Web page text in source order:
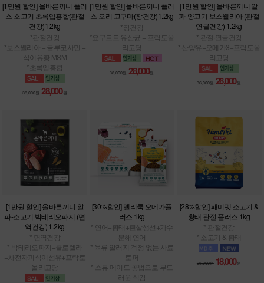
[1만원 할인] 올바른끼니 플러
스-소고기 초록입홍합(관절
건강)1.2kg
*관절건강
*보스웰리아 + 글루코사민 +
식이유황 MSM
*초록입홍합
38,000원 28,000원
[1만원 할인] 올바른끼니 플러
스-오리 고구마(장건강)1.2kg
*장건강
*요구르트 유산균 + 프락토올
리고당
38,000원 28,000원
[1만원 할인] 올바른끼니 알
파-양고기 보스웰리아 (관절
연골건강) 1.2kg
* 관절·연골건강
* 산양유+오메가3+프락토올
리고당
36,000원 26,000 원
[1만원 할인] 올바른끼니 알
파-소고기 박테리오파지 (면
역건강) 1.2kg
* 면역건강
* 박테리오파지+클로렐라
+차전자피식이섬유+프락토
올리고당
[30%할인] 델리쿡 오메가플
러스 1kg
* 연어+황태+흰살생선+가수
분해 연어
* 육류 알러지 걱정 없는 사료
토퍼
* 스튜 메이드 공법으로 부드
러운 식감
[28%할인] 패미펫 소고기 &
황태 관절 플러스 1kg
* 관절건강
* 소고기 & 황태
25,000원 18,000 원